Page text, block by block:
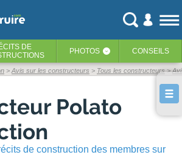
DE
PHOTOS ‹ CONSEILS
Avis sur les constructeurs Tous les constructeurs
Polato
de construction des membres sur